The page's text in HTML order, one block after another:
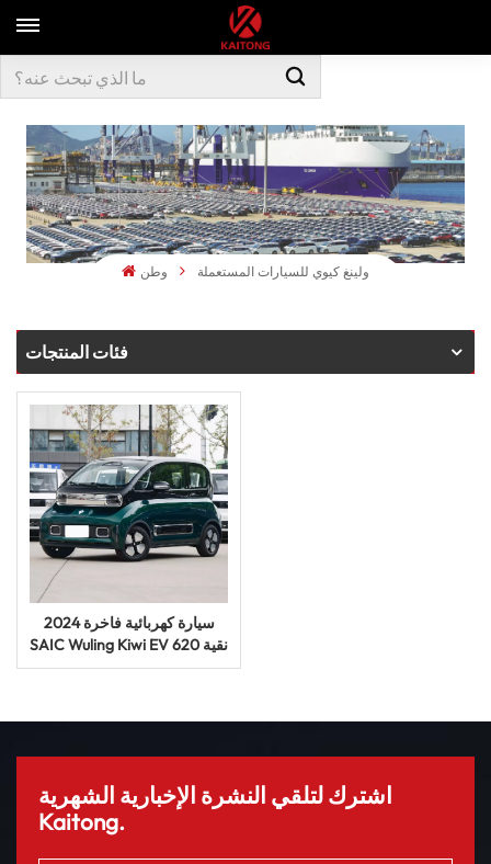
وطن ولينغ كيوي للسيارات المستعملة
فئات المنتجات
2024 سيارة كهربائية فاخرة
SAIC Wuling Kiwi EV نقية 620
كم سيارة طاقة جديدة سيارة
اشترك لتلقي النشرة الإخبارية الشهرية
Kaitong.